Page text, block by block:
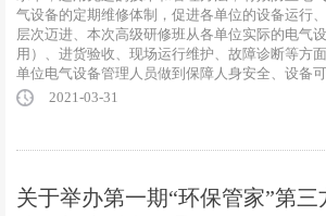
气设备的定期维修体制，促进各单位的设备运行
层次迈进、本次高级研修班从各单位实际的电气
用）、进货验收、现场运行维护、故障诊断等方
单位电气设备管理人员做到保障人身安全、设备
2021-03-31
关于举办第一期“环保管家”第